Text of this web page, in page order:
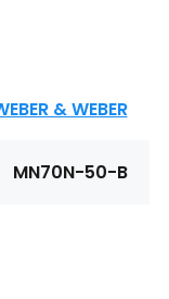
& WEBER
MN70N-50-B